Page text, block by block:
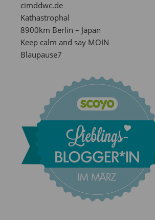
cimddwc.de
Kathastrophal
8900km Berlin – Japan
Keep calm and say MOIN
Blaupause7